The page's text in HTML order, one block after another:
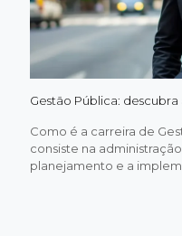
Gestão Pública:
Como é a carreira de
consiste na
planejamento e a